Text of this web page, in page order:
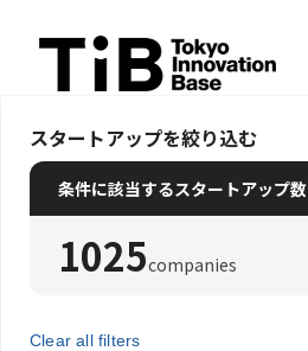
スタートアップを絞り込む
条件に該当するスタートアップ数
1025companies
Clear all filters